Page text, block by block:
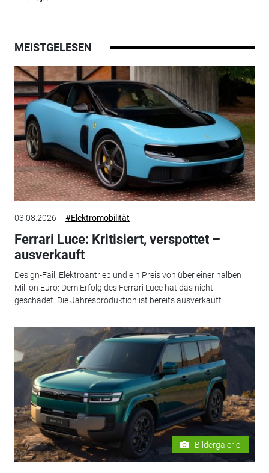
MEISTGELESEN
03.08.2026 #Elektromobilität
Ferrari Luce: Kritisiert, verspottet –
ausverkauft
Design-Fail, Elektroantrieb und ein Preis von über einer halben
Million Euro: Dem Erfolg des Ferrari Luce hat das nicht
geschadet. Die Jahresproduktion ist bereits ausverkauft.
Bildergalerie